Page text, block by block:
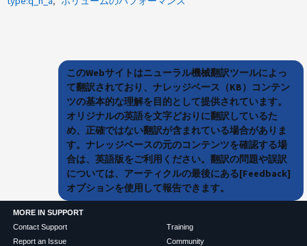
このWebサイトはニューラル機械翻訳ツールによっ
て翻訳されており、ナレッジベース（KB）コンテン
ツの基本的な理解を目的として提供されています。
オリジナルの英語を文字どおりに翻訳しているた
め、正確ではない翻訳が含まれている場合がありま
す。ナレッジベースの元のコンテンツを確認する場
合は、英語版をご利用ください。翻訳の問題や誤訳
については、アーティクルの最後にある[Feedback]
オプションを使用して報告できます。
MORE IN SUPPORT
Contact Support
Report an Issue
Training
Community